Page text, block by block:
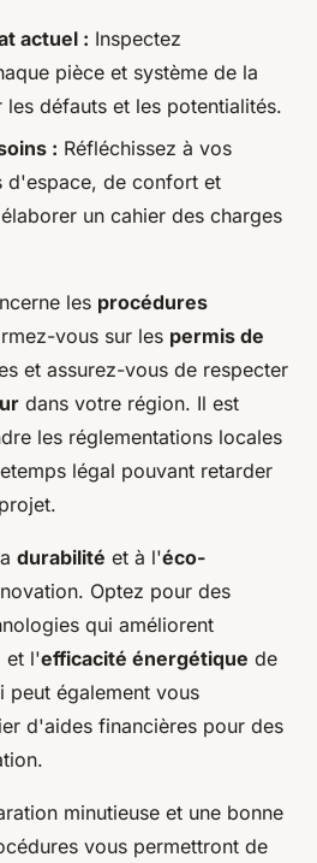
actuel : Inspectez
pièce et système de la
les défauts et les potentialités.
: Réfléchissez à vos
d'espace, de confort et
un cahier des charges
les procédures
vous sur les permis de
et assurez-vous de respecter
dans votre région. Il est
les réglementations locales
légal pouvant retarder
durabilité et à l'éco-
Optez pour des
qui améliorent
et l'efficacité énergétique de
également vous
d'aides financières pour des
minutieuse et une bonne
vous permettront de